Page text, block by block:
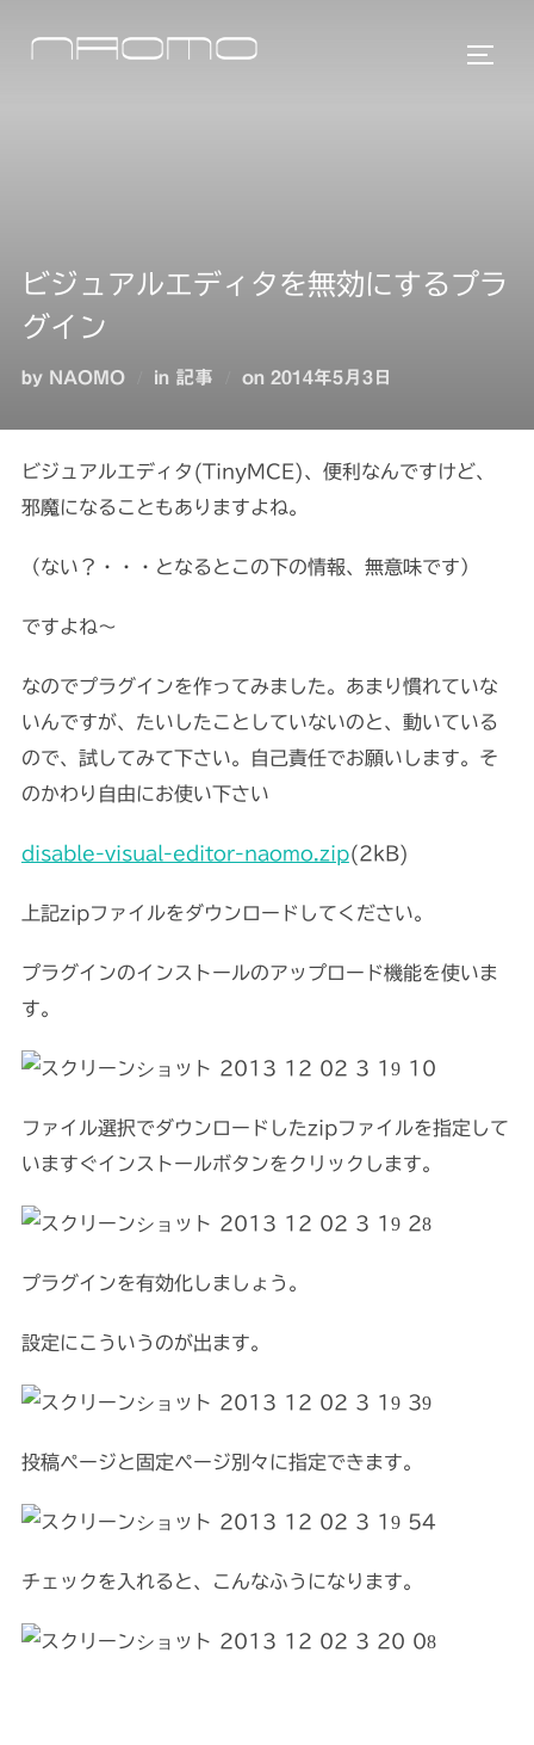
ビジュアルエディタを無効にするプラ
グイン
by NAOMO in 記事 on 投
2014年5月3日
ビジュアルエディタ(TinyMCE)、便利なんですけど、
邪魔になることもありますよね。
（ない？・・・となるとこの下の情報、無意味です）
ですよね〜
なのでプラグインを作ってみました。あまり慣れていな
いんですが、たいしたことしていないのと、動いている
ので、試してみて下さい。自己責任でお願いします。そ
のかわり自由にお使い下さい
disable-visual-editor-naomo.zip(2kB)
上記zipファイルをダウンロードしてください。
プラグインのインストールのアップロード機能を使いま
す。
ファイル選択でダウンロードしたzipファイルを指定して
いますぐインストールボタンをクリックします。
プラグインを有効化しましょう。
設定にこういうのが出ます。
投稿ページと固定ページ別々に指定できます。
チェックを入れると、こんなふうになります。